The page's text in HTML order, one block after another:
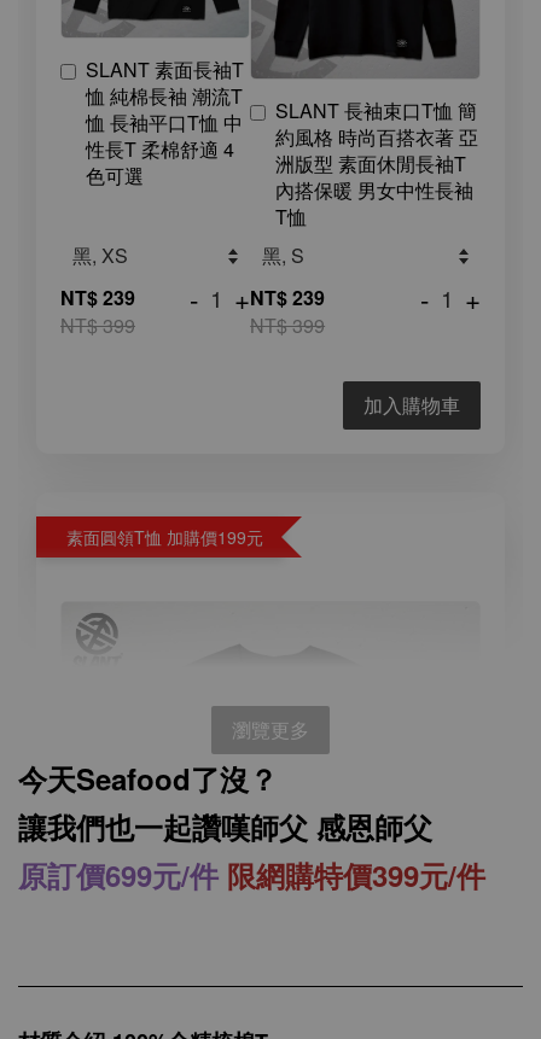
SLANT 素面長袖T
恤 純棉長袖 潮流T
恤 長袖平口T恤 中
性長T 柔棉舒適 4
色可選
NT$ 239
NT$ 399
- +
SLANT 長袖束口T恤 簡
約風格 時尚百搭衣著 亞
洲版型 素面休閒長袖T
內搭保暖 男女中性長袖
T恤
NT$ 239
NT$ 399
- +
加入購物車
素面圓領T恤 加購價199元
瀏覽更多
今天Seafood了沒？
讓我們也一起讚嘆師父 感恩師父
原訂價699元/件 限網購特價399元/件